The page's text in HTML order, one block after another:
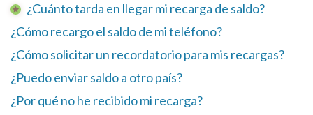
¿Cuánto tarda en llegar mi recarga de saldo?
¿Cómo recargo el saldo de mi teléfono?
¿Cómo solicitar un recordatorio para mis recargas?
¿Puedo enviar saldo a otro país?
¿Por qué no he recibido mi recarga?